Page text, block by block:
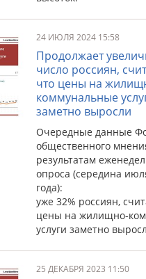
24 ИЮЛЯ 2024 15:58
Продолжает
число россиян,
что цены на
коммунальные
заметно выросли
Очередные данные
общественного
результатам
опроса (середина
года):
уже 32% россиян,
цены на жилищно-
услуги заметно
25 ДЕКАБРЯ 2023 11:50